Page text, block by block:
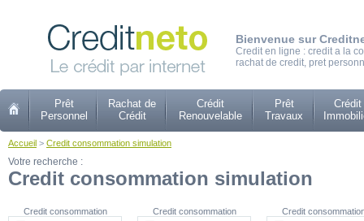
Bienvenue sur
Credit en ligne : credit a la
rachat de credit, pret
Prêt
Personnel
Rachat de
Crédit
Crédit
Renouvelable
Prêt
Travaux
Crédit
Accueil > Credit consommation simulation
Votre recherche :
Credit consommation simulation
Credit consommation Credit consommation Credit